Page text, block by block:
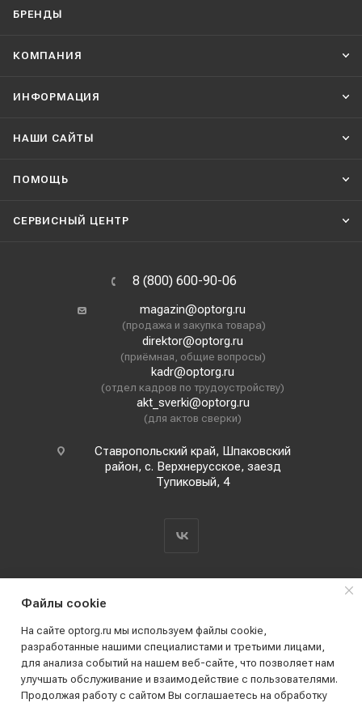
БРЕНДЫ
КОМПАНИЯ
ИНФОРМАЦИЯ
НАШИ CАЙТЫ
ПОМОЩЬ
СЕРВИСНЫЙ ЦЕНТР
8 (800) 600-90-06
magazin@optorg.ru
(продажа и закупка товара)
direktor@optorg.ru
(приёмная, общие вопросы)
kadr@optorg.ru
(отдел кадров по трудоустройству)
akt_sverki@optorg.ru
(для актов сверки)
Ставропольский край, Шпаковский
район, с. Верхнерусское, заезд
Тупиковый, 4
2019 - 2026 © АО КПК "Ставропольстройопторг"
Все права защищены
Файлы cookie
На сайте optorg.ru мы используем файлы cookie,
разработанные нашими специалистами и третьими лицами,
для анализа событий на нашем веб-сайте, что позволяет нам
улучшать обслуживание и взаимодействие с пользователями.
Продолжая работу с сайтом Вы соглашаетесь на обработку